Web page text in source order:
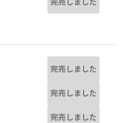
完売しました
完売しました
完売しました